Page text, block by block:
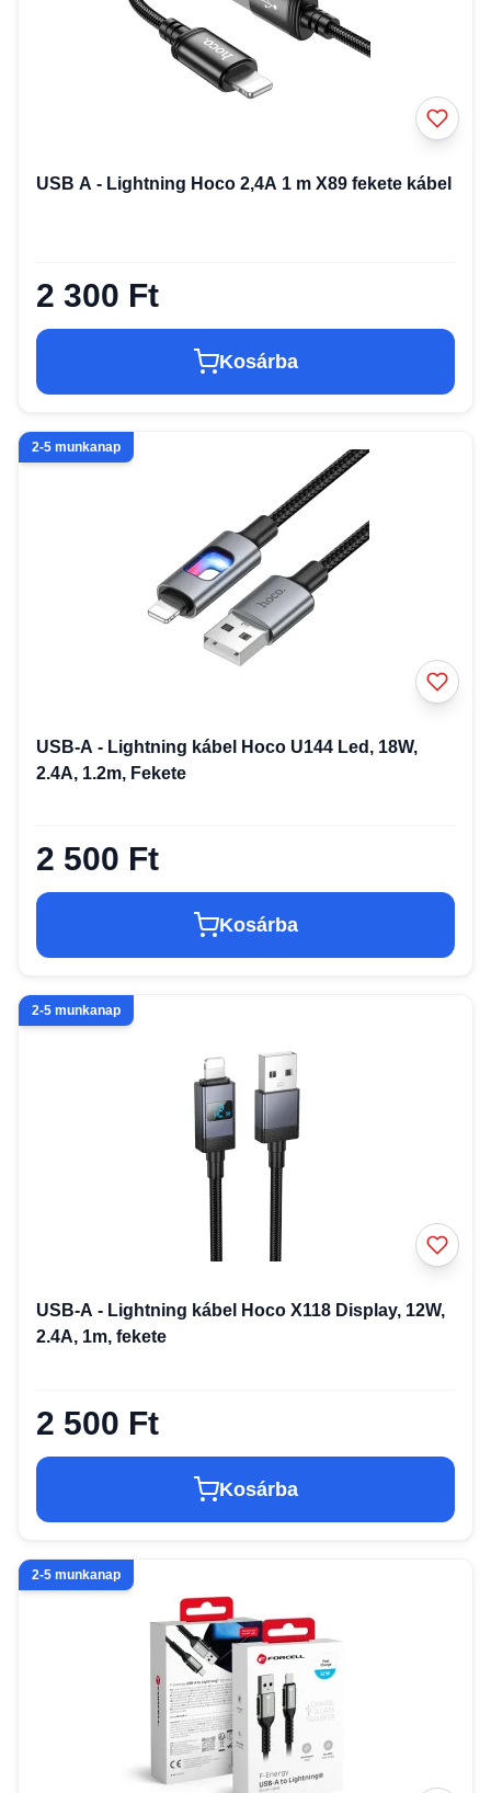
USB A - Lightning Hoco 2,4A 1 m X89 fekete kábel
2 300 Ft
Kosárba
2-5 munkanap
USB-A - Lightning kábel Hoco U144 Led, 18W,
2.4A, 1.2m, Fekete
2 500 Ft
Kosárba
2-5 munkanap
USB-A - Lightning kábel Hoco X118 Display, 12W,
2.4A, 1m, fekete
2 500 Ft
Kosárba
2-5 munkanap